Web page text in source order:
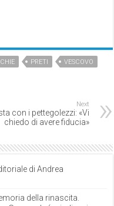
PRETI VESCOVO
Next
con i pettegolezzi: «Vi
chiedo di avere fiducia»
di Andrea
della rinascita.